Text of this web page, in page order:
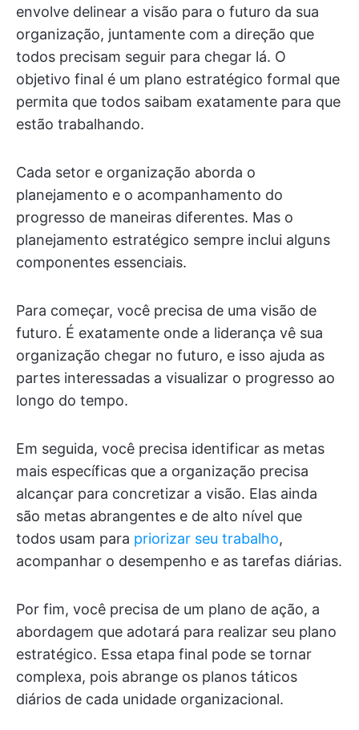
envolve delinear a visão para o futuro da sua
organização, juntamente com a direção que
todos precisam seguir para chegar lá. O
objetivo final é um plano estratégico formal que
permita que todos saibam exatamente para que
estão trabalhando.
Cada setor e organização aborda o
planejamento e o acompanhamento do
progresso de maneiras diferentes. Mas o
planejamento estratégico sempre inclui alguns
componentes essenciais.
Para começar, você precisa de uma visão de
futuro. É exatamente onde a liderança vê sua
organização chegar no futuro, e isso ajuda as
partes interessadas a visualizar o progresso ao
longo do tempo.
Em seguida, você precisa identificar as metas
mais específicas que a organização precisa
alcançar para concretizar a visão. Elas ainda
são metas abrangentes e de alto nível que
todos usam para priorizar seu trabalho,
acompanhar o desempenho e as tarefas diárias.
Por fim, você precisa de um plano de ação, a
abordagem que adotará para realizar seu plano
estratégico. Essa etapa final pode se tornar
complexa, pois abrange os planos táticos
diários de cada unidade organizacional.